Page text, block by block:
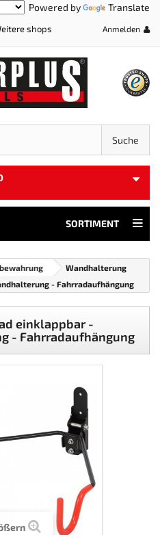
Powered by Translate
shops Anmelden
Suche
SORTIMENT
Wandhalterung
- Fahrradaufhängung
einklappbar -
- Fahrradaufhängung